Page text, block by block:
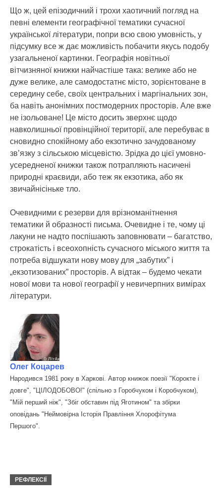
Що ж, цей епізодичний і трохи хаотичний погляд на
певні елементи географічної тематики сучасної
української літератури, попри всю свою умовність, у
підсумку все ж дає можливість побачити якусь подобу
узагальненої картинки. Географія новітньої
вітчизняної книжки найчастіше така: велике або не
дуже велике, але самодостатнє місто, зорієнтоване в
середину себе, своїх центральних і маргінальних зон,
ба навіть анонімних постмодерних просторів. Але вже
не ізольоване! Це місто досить зверхнє щодо
навколишньої провінційної території, але перебуває в
сновидно спокійному або екзотично зачудованому
зв’язку з сільською місцевістю. Зрідка до цієї умовно-
усередненої книжки також потрапляють насичені
природні краєвиди, або теж як екзотика, або як
звичайнісіньке тло.
Очевидними є резерви для врізноманітнення
тематики й образності письма. Очевидне і те, чому ці
лакуни не надто поспішають заповнювати – багатство,
строкатість і всеохопність сучасного міського життя та
потреба відшукати нову мову для „забутих” і
„екзотизованих” просторів. А відтак – будемо чекати
нової мови та нової географії у невичерпних вимірах
літератури.
Олег Коцарев
Народився 1981 року в Харкові. Автор книжок поезії "Корокте і
довге", "ЦІЛОДОБОВО!" (спільно з Горобчуком і Коробчуком),
"Мій перший ніж", "Збіг обставин під Яготином" та збірки
оповідань "Неймовірна Історія Правління Хлорофітума
Першого".
РЕФЛЕКСІЇ